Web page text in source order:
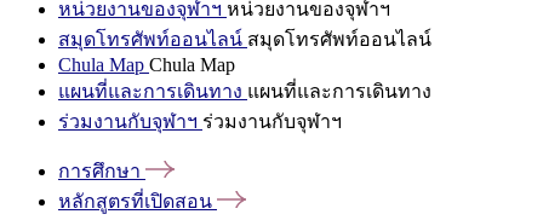
หน่วยงานของจุฬาฯ หน่วยงานของจุฬาฯ
สมุดโทรศัพท์ออนไลน์ สมุดโทรศัพท์ออนไลน์
Chula Map Chula Map
แผนที่และการเดินทาง แผนที่และการเดินทาง
ร่วมงานกับจุฬาฯ ร่วมงานกับจุฬาฯ
การศึกษา
หลักสูตรที่เปิดสอน